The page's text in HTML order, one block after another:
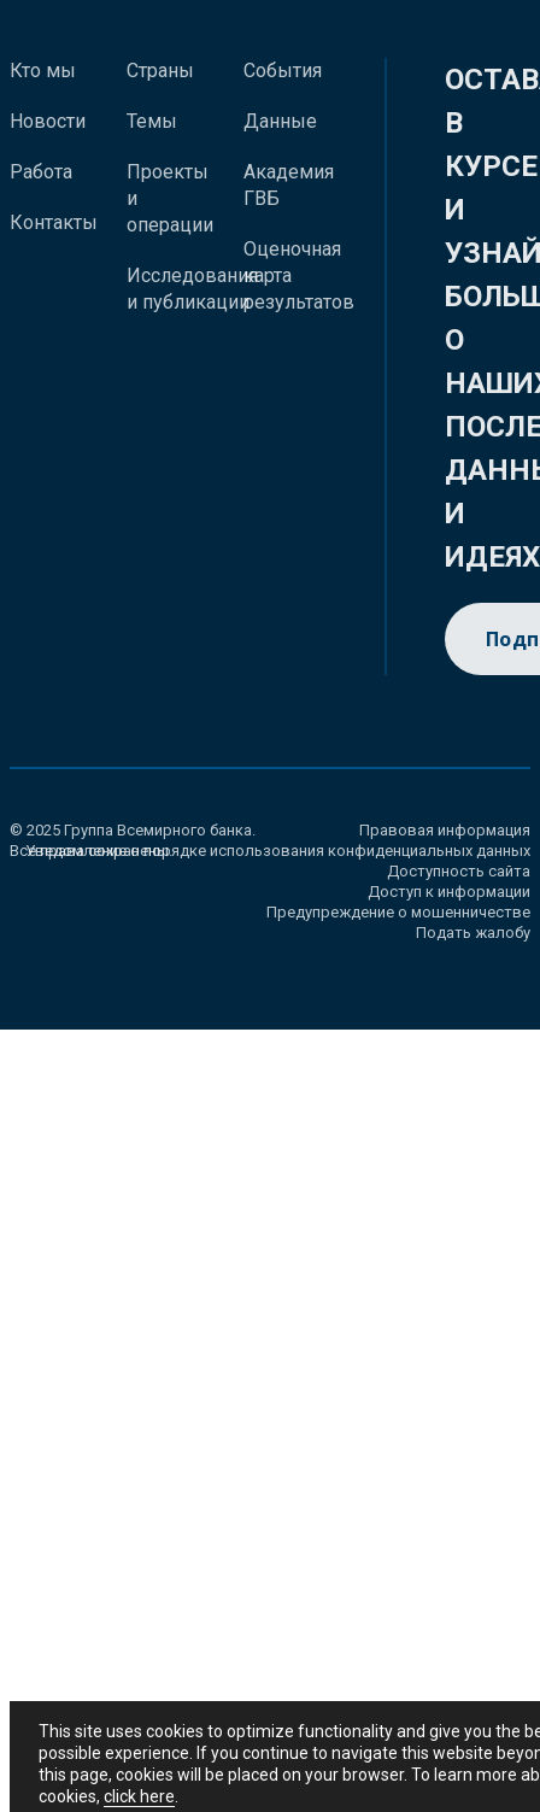
Кто мы
Новости
Работа
Контакты
Страны
Темы
Проекты
и
операции
Исследования
и публикации
События
Данные
Академия
ГВБ
Оценочная
карта
результатов
В
КУРСЕ
И
О
И
ИДЕЯХ
© 2025 Группа Всемирного банка.
Все права сохранены.
Правовая информация
Уведомление о порядке использования конфиденциальных данных
Доступность сайта
Доступ к информации
Предупреждение о мошенничестве
Подать жалобу
This site uses cookies to optimize functionality and give you the
possible experience. If you continue to navigate this website
this page, cookies will be placed on your browser. To learn more
cookies, click here